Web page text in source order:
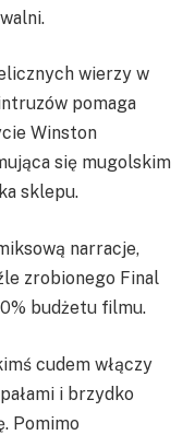
wierzy w
pomaga
Winston
się mugolskim
sklepu.
narracje,
zrobionego Final
budżetu filmu.
cudem włączy
i brzydko
Pomimo